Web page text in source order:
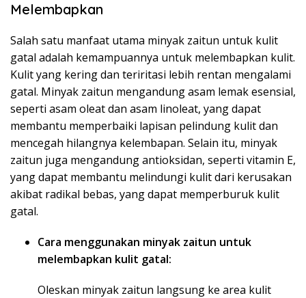
Melembapkan
Salah satu manfaat utama minyak zaitun untuk kulit
gatal adalah kemampuannya untuk melembapkan kulit.
Kulit yang kering dan teriritasi lebih rentan mengalami
gatal. Minyak zaitun mengandung asam lemak esensial,
seperti asam oleat dan asam linoleat, yang dapat
membantu memperbaiki lapisan pelindung kulit dan
mencegah hilangnya kelembapan. Selain itu, minyak
zaitun juga mengandung antioksidan, seperti vitamin E,
yang dapat membantu melindungi kulit dari kerusakan
akibat radikal bebas, yang dapat memperburuk kulit
gatal.
Cara menggunakan minyak zaitun untuk
melembapkan kulit gatal:
Oleskan minyak zaitun langsung ke area kulit